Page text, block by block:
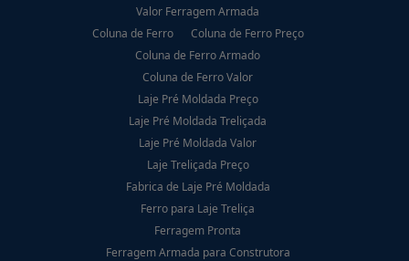
Valor Ferragem Armada
Coluna de Ferro
Coluna de Ferro Preço
Coluna de Ferro Armado
Coluna de Ferro Valor
Laje Pré Moldada Preço
Laje Pré Moldada Treliçada
Laje Pré Moldada Valor
Laje Treliçada Preço
Fabrica de Laje Pré Moldada
Ferro para Laje Treliça
Ferragem Pronta
Ferragem Armada para Construtora